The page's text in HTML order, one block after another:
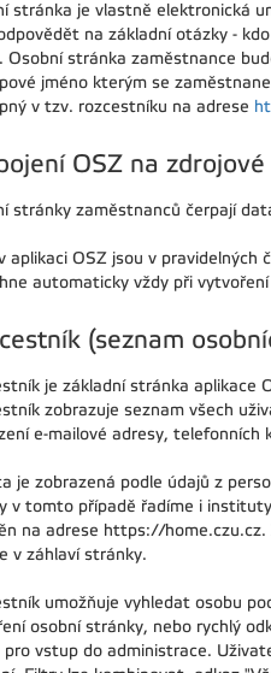
stránka je vlastně elektronická
na základní otázky -
Osobní stránka zaměstnance
jméno kterým se
v tzv. rozcestníku na adrese
OSZ na
stránky zaměstnanců čerpají
aplikaci OSZ jsou v pravidelných
automaticky vždy při
(seznam
je základní stránka aplikace
zobrazuje seznam všech
e-mailové adresy, telefonních
je zobrazená podle údajů z
v tomto případě řadíme i
na adrese https://home.czu.cz.
v záhlaví stránky.
umožňuje vyhledat osobu
osobní stránky, nebo rychlý
pro vstup do administrace.